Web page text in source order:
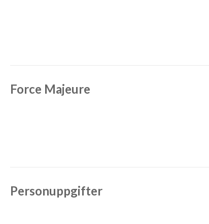
Force Majeure
Personuppgifter